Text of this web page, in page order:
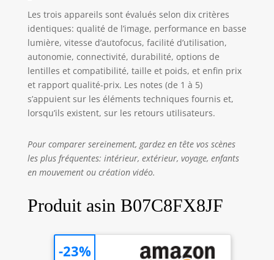
Les trois appareils sont évalués selon dix critères
identiques: qualité de l’image, performance en basse
lumière, vitesse d’autofocus, facilité d’utilisation,
autonomie, connectivité, durabilité, options de
lentilles et compatibilité, taille et poids, et enfin prix
et rapport qualité-prix. Les notes (de 1 à 5)
s’appuient sur les éléments techniques fournis et,
lorsqu’ils existent, sur les retours utilisateurs.
Pour comparer sereinement, gardez en tête vos scènes
les plus fréquentes: intérieur, extérieur, voyage, enfants
en mouvement ou création vidéo.
Produit asin B07C8FX8JF
-23%